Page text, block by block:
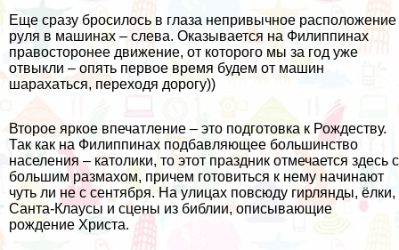
Еще сразу бросилось в глаза непривычное расположение
руля в машинах – слева. Оказывается на Филиппинах
правосторонее движение, от которого мы за год уже
отвыкли – опять первое время будем от машин
шарахаться, переходя дорогу))
Второе яркое впечатление – это подготовка к Рождеству.
Так как на Филиппинах подбавляющее большинство
населения – католики, то этот праздник отмечается здесь с
большим размахом, причем готовиться к нему начинают
чуть ли не с сентября. На улицах повсюду гирлянды, ёлки,
Санта-Клаусы и сцены из библии, описывающие
рождение Христа.